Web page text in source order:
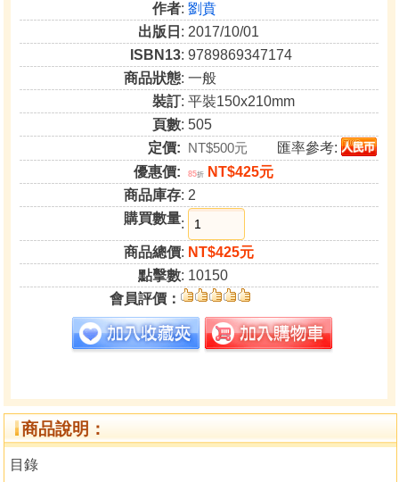
作者:劉賁
出版日 : 2017/10/01
ISBN13: 9789869347174
商品狀態: 一般
裝訂: 平裝150x210mm
頁數: 505
定價: NT$500元
匯率參考:
優惠價:
85折
NT$425元
商品庫存: 2
購買數量:
商品總價: NT$425元
點擊數: 10150
會員評價：
商品說明：
目錄